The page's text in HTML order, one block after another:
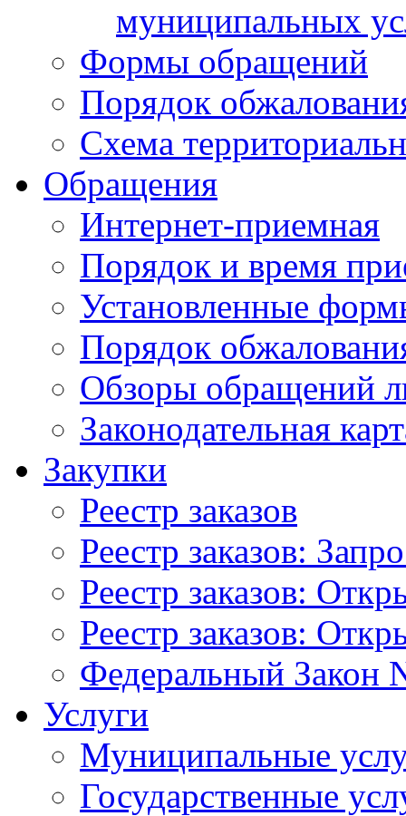
муниципальных
Формы обращений
Порядок
Схема
Обращения
Интернет-приемная
Порядок и время
Установленные
Порядок
Обзоры обращений
Законодательная
Закупки
Реестр заказов
Реестр заказов:
Реестр заказов:
Реестр заказов:
Федеральный Закон
Услуги
Муниципальные
Государственные